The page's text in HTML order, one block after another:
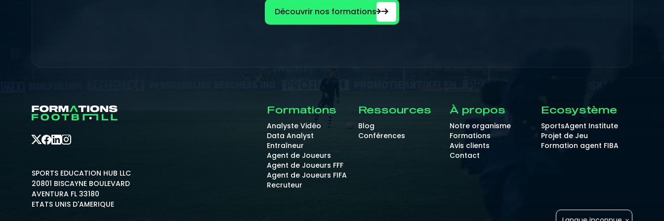
Découvrir nos formations
SPORTS EDUCATION HUB LLC
20801 BISCAYNE BOULEVARD
AVENTURA FL 33180
ETATS UNIS D'AMERIQUE
Formations
Analyste Vidéo
Data Analyst
Entraîneur
Agent de Joueurs
Agent de Joueurs FFF
Agent de Joueurs FIFA
Recruteur
Ressources
Blog
Conférences
À propos
Notre organisme
Formations
Avis clients
Contact
Ecosystème
SportsAgent Institute
Projet de Jeu
Formation agent FIBA